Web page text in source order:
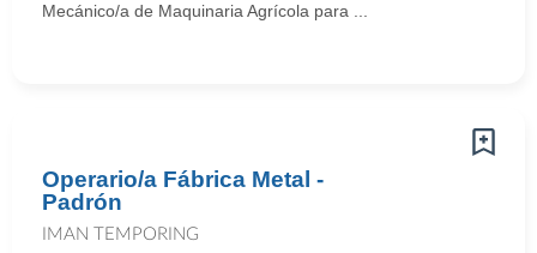
Mecánico/a de Maquinaria Agrícola para ...
Operario/a Fábrica Metal -
Padrón
IMAN TEMPORING